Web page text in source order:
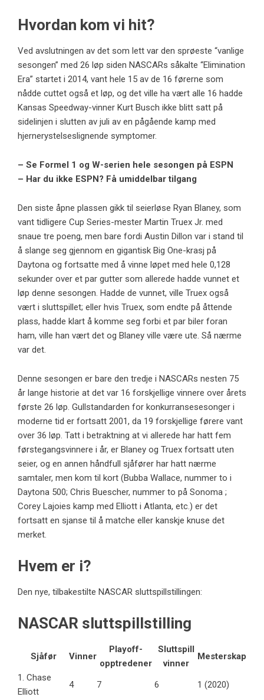
Hvordan kom vi hit?
Ved avslutningen av det som lett var den sprøeste “vanlige
sesongen” med 26 løp siden NASCARs såkalte “Elimination
Era” startet i 2014, vant hele 15 av de 16 førerne som
nådde cuttet også et løp, og det ville ha vært alle 16 hadde
Kansas Speedway-vinner Kurt Busch ikke blitt satt på
sidelinjen i slutten av juli av en pågående kamp med
hjernerystelseslignende symptomer.
– Se Formel 1 og W-serien hele sesongen på ESPN
– Har du ikke ESPN? Få umiddelbar tilgang
Den siste åpne plassen gikk til seierløse Ryan Blaney, som
vant tidligere Cup Series-mester Martin Truex Jr. med
snaue tre poeng, men bare fordi Austin Dillon var i stand til
å slange seg gjennom en gigantisk Big One-krasj på
Daytona og fortsatte med å vinne løpet med hele 0,128
sekunder over et par gutter som allerede hadde vunnet et
løp denne sesongen. Hadde de vunnet, ville Truex også
vært i sluttspillet; eller hvis Truex, som endte på åttende
plass, hadde klart å komme seg forbi et par biler foran
ham, ville han vært det og Blaney ville være ute. Så nærme
var det.
Denne sesongen er bare den tredje i NASCARs nesten 75
år lange historie at det var 16 forskjellige vinnere over årets
første 26 løp. Gullstandarden for konkurransesesonger i
moderne tid er fortsatt 2001, da 19 forskjellige førere vant
over 36 løp. Tatt i betraktning at vi allerede har hatt fem
førstegangsvinnere i år, er Blaney og Truex fortsatt uten
seier, og en annen håndfull sjåfører har hatt nærme
samtaler, men kom til kort (Bubba Wallace, nummer to i
Daytona 500; Chris Buescher, nummer to på Sonoma ;
Corey Lajoies kamp med Elliott i Atlanta, etc.) er det
fortsatt en sjanse til å matche eller kanskje knuse det
merket.
Hvem er i?
Den nye, tilbakestilte NASCAR sluttspillstillingen:
NASCAR sluttspillstilling
Sjåfør Vinner
Playoff-
opptredener
Sluttspill
vinner
Mesterskap
1. Chase
Elliott
4 7 6 1 (2020)